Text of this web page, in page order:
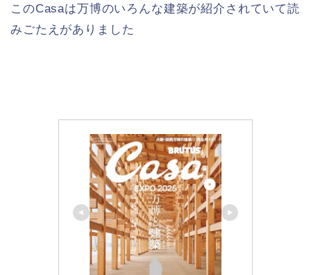
このCasaは万博のいろんな建築が紹介されていて読
みごたえがありました